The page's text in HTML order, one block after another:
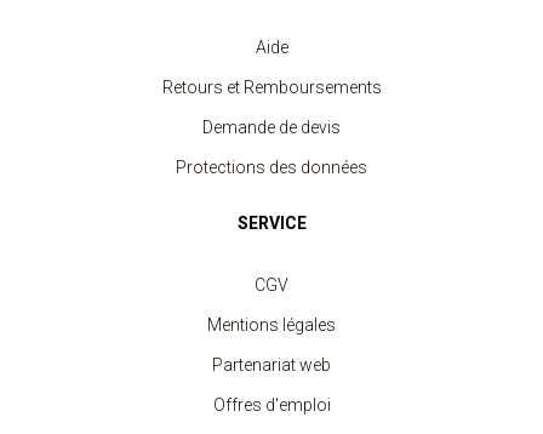
Aide
Retours et Remboursements
Demande de devis
Protections des données
SERVICE
CGV
Mentions légales
Partenariat web
Offres d'emploi